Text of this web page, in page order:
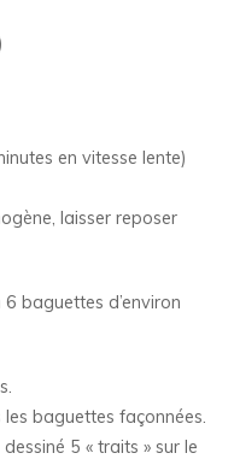
en vitesse lente)
laisser reposer
baguettes d’environ
baguettes façonnées.
5 « traits » sur le